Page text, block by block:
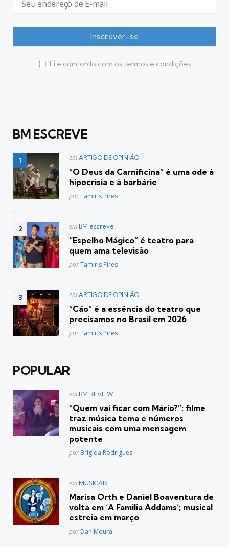
Li e concordo com os termos e condições
BM ESCREVE
Postado
em ARTIGO DE OPINIÃO
“O Deus da Carnificina” é uma ode à
hipocrisia e à barbárie
Posted
porTamiris Pires
Postado
em BM escreve
“Espelho Mágico” é teatro para
quem ama televisão
Posted
porTamiris Pires
Postado
em ARTIGO DE OPINIÃO
“Cão” é a essência do teatro que
precisamos no Brasil em 2026
Posted
porTamiris Pires
POPULAR
Postado
em BM REVIEW
“Quem vai ficar com Mário?”: filme
traz música tema e números
musicais com uma mensagem
potente
Posted
por Brígida Rodrigues
Postado
em MUSICAIS
Marisa Orth e Daniel Boaventura de
volta em ‘A Familia Addams’; musical
estreia em março
Posted
por Dan Moura